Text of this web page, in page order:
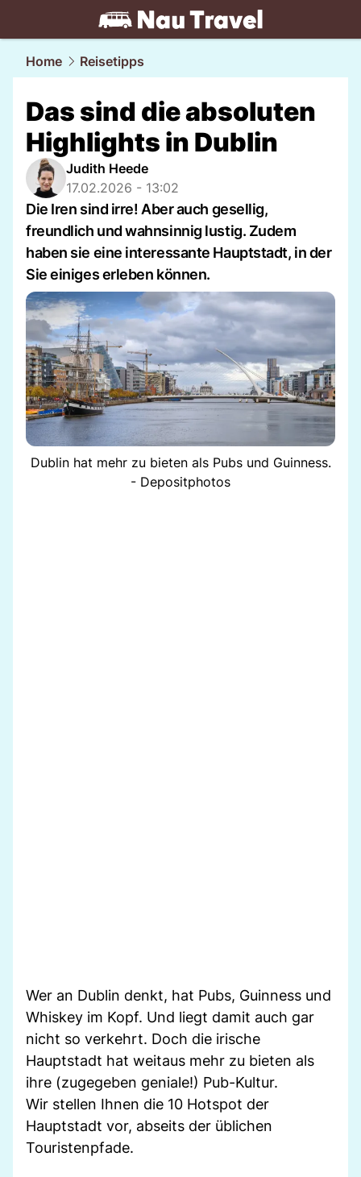
travel.NAU.ch
Home Reisetipps
Das sind die absoluten
Highlights in Dublin
Judith Heede
17.02.2026 - 13:02
Die Iren sind irre! Aber auch gesellig,
freundlich und wahnsinnig lustig. Zudem
haben sie eine interessante Hauptstadt, in der
Sie einiges erleben können.
Dublin hat mehr zu bieten als Pubs und Guinness.
- Depositphotos
Wer an Dublin denkt, hat Pubs, Guinness und
Whiskey im Kopf. Und liegt damit auch gar
nicht so verkehrt. Doch die irische
Hauptstadt hat weitaus mehr zu bieten als
ihre (zugegeben geniale!) Pub-Kultur.
Wir stellen Ihnen die 10 Hotspot der
Hauptstadt vor, abseits der üblichen
Touristenpfade.